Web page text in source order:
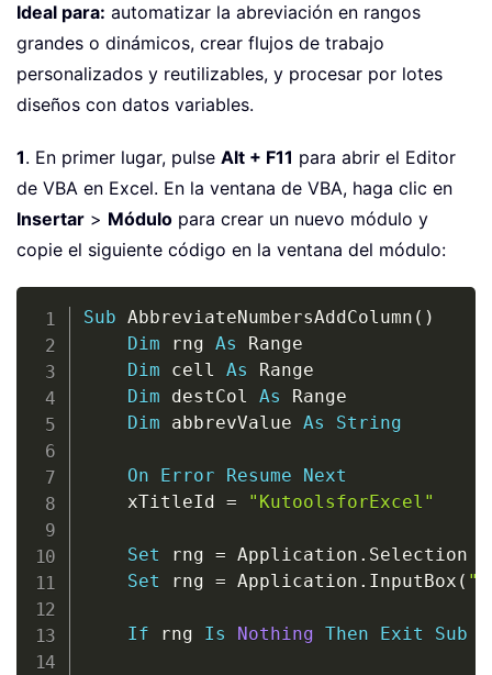
Ideal para: automatizar la abreviación en rangos
grandes o dinámicos, crear flujos de trabajo
personalizados y reutilizables, y procesar por lotes
diseños con datos variables.
1. En primer lugar, pulse Alt + F11 para abrir el Editor
de VBA en Excel. En la ventana de VBA, haga clic en
Insertar > Módulo para crear un nuevo módulo y
copie el siguiente código en la ventana del módulo:
Sub AbbreviateNumbersAddColumn ( )
Dim rng As Range
Dim cell As Range
Dim destCol As Range
Dim abbrevValue As String
On Error Resume
Next
    xTitleId
= "KutoolsforExcel"
Set rng = Application . Selection
Set rng = Application . InputBox (
If rng Is Nothing Then Exit Sub
Copy